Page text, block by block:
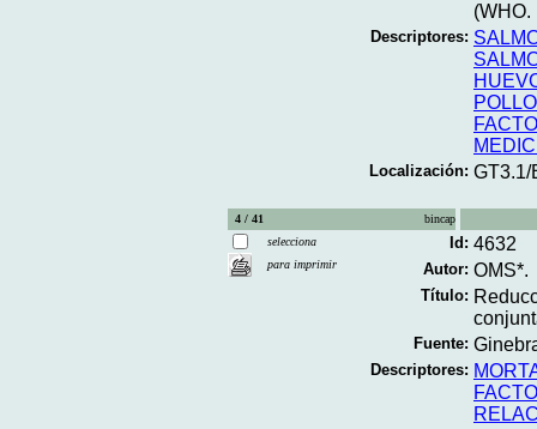
Descriptores:
Localización: GT3.1/
4 / 41
bincap
selecciona
para imprimir
Id: 4632
Autor: OMS*.
Título:
Fuente:
Descriptores: